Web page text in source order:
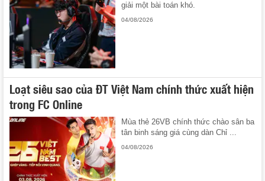
giải một bài toán khó.
04/08/2026
Loạt siêu sao của ĐT Việt Nam chính thức xuất hiện
trong FC Online
Mùa thẻ 26VB chính thức chào sân ba
tân binh sáng giá cùng dàn Chỉ ...
04/08/2026